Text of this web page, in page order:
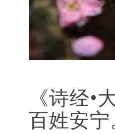
《诗经
百姓安宁